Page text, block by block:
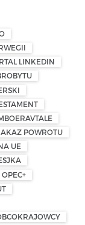
LINKEDIN
POWROTU
UE
OPEC+